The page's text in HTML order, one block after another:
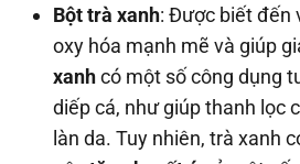
Bột trà xanh: Được biết đến
oxy hóa mạnh mẽ và giúp
xanhcó một số công dụng
diếp cá, như giúp thanh lọc
làn da. Tuy nhiên, trà xanh